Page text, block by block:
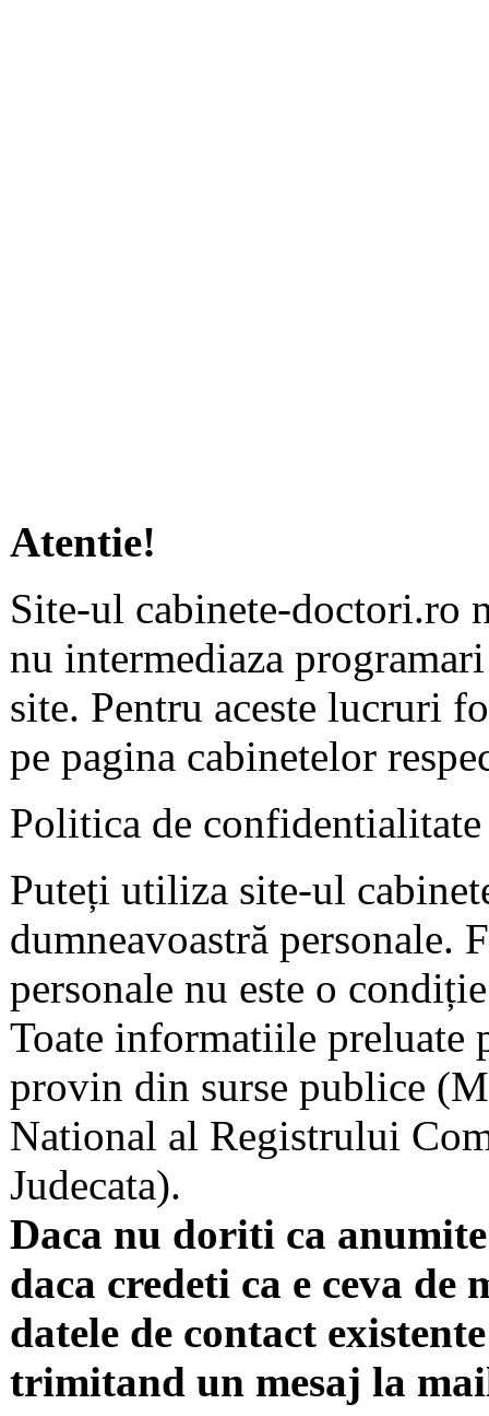
Atentie!
Site-ul cabinete-doctori.ro
nu intermediaza
site. Pentru aceste lucruri
pe pagina cabinetelor
Politica de confidentialitate
Puteți utiliza site-ul
dumneavoastră personale.
personale nu este o
Toate informatiile preluate
provin din surse publice
National al Registrului
Judecata).
Daca nu doriti ca
daca credeti ca e ceva
datele de contact
trimitand un mesaj la